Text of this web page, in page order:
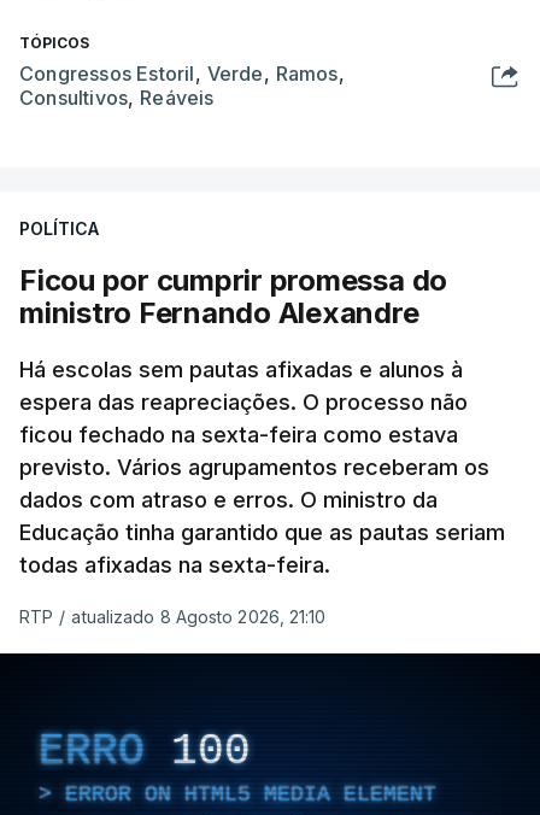
TÓPICOS
Congressos Estoril, Verde, Ramos,
Consultivos, Reáveis
POLÍTICA
Ficou por cumprir promessa do
ministro Fernando Alexandre
Há escolas sem pautas afixadas e alunos à
espera das reapreciações. O processo não
ficou fechado na sexta-feira como estava
previsto. Vários agrupamentos receberam os
dados com atraso e erros. O ministro da
Educação tinha garantido que as pautas seriam
todas afixadas na sexta-feira.
RTP / atualizado 8 Agosto 2026, 21:10
ERRO 100
ERROR ON HTML5 MEDIA ELEMENT